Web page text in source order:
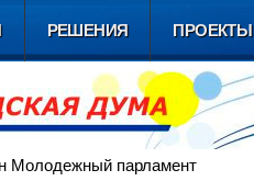
РЕШЕНИЯ ПРОЕКТЫ
Молодежный парламент